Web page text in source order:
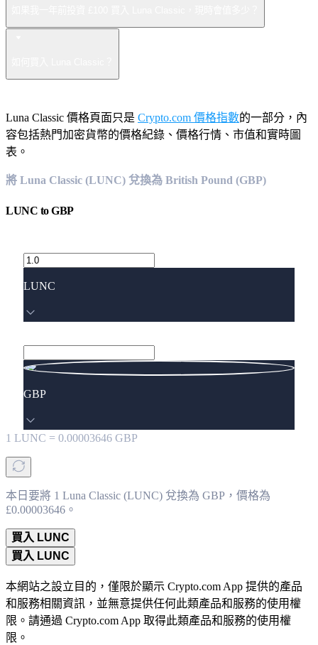
Luna Classic 價格頁面只是 Crypto.com 價格指數的一部分，內
容包括熱門加密貨幣的價格紀錄、價格行情、市值和實時圖
表。
將 Luna Classic (LUNC) 兌換為 British Pound (GBP)
LUNC toGBP
LUNC
GBP
1 LUNC = 0.00003646 GBP
本日要將 1 Luna Classic (LUNC) 兌換為 GBP，價格為
£0.00003646。
買入 LUNC
買入 LUNC
本網站之設立目的，僅限於顯示 Crypto.com App 提供的產品
和服務相關資訊，並無意提供任何此類產品和服務的使用權
限。請通過 Crypto.com App 取得此類產品和服務的使用權
限。